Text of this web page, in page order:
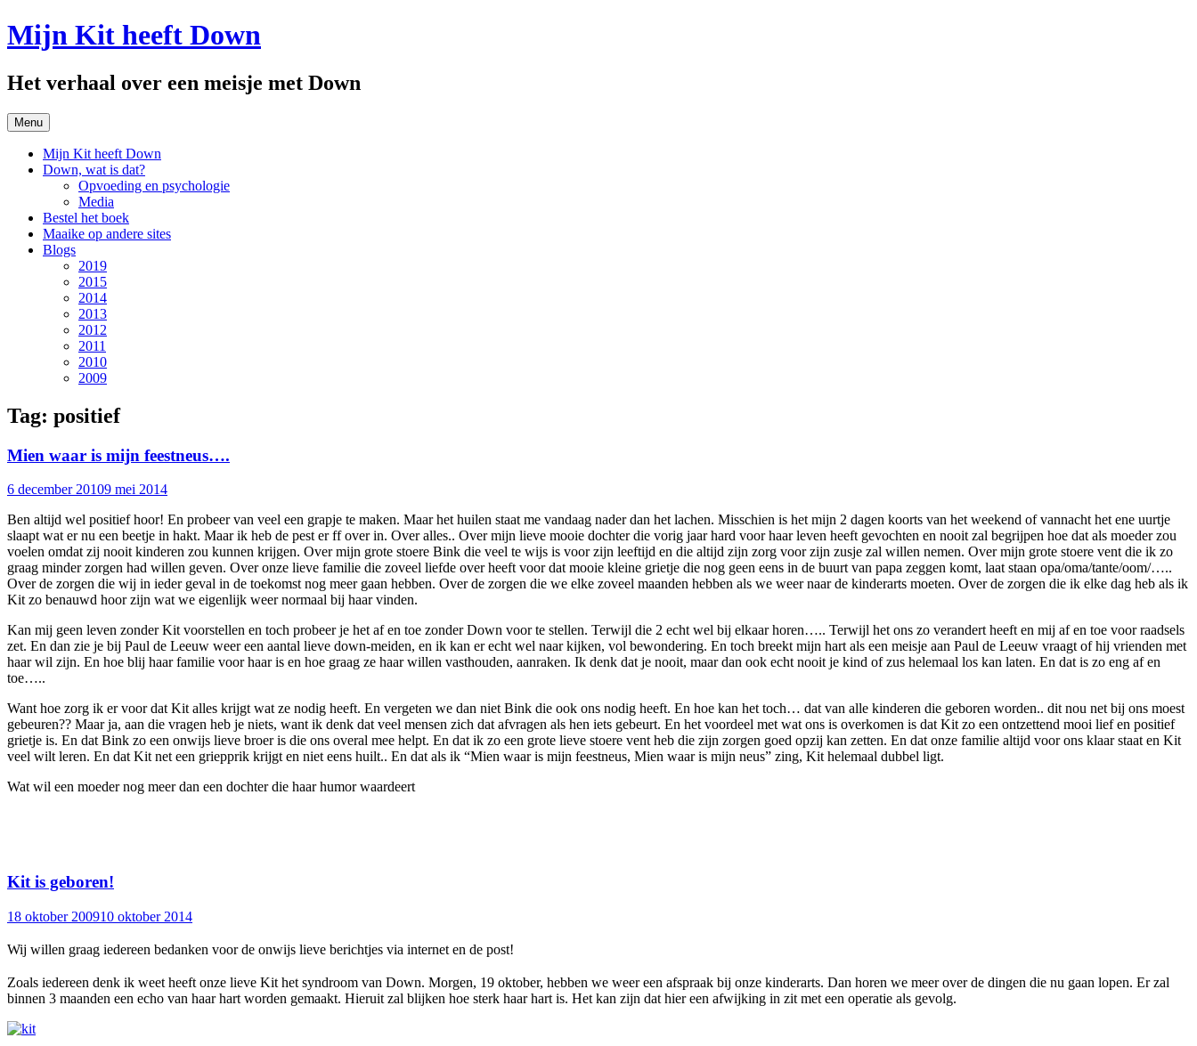
Spring
naar
Mijn Kit heeft Down
Het verhaal over een meisje met Down
Menu
Mijn Kit heeft Down
Down, wat is dat?
Opvoeding en psychologie
Media
Bestel het boek
Maaike op andere sites
Blogs
2019
2015
2014
2013
2012
2011
2010
2009
Tag: positief
Mien waar is mijn feestneus….
6 december 20109 mei 2014
Ben altijd wel positief hoor! En probeer van veel een grapje te maken. Maar het huilen staat me vandaag nader dan het lachen. Misschien is het mijn 2 dagen koorts van het weekend of vannacht het ene uurtje
slaapt wat er nu een beetje in hakt. Maar ik heb de pest er ff over in. Over alles.. Over mijn lieve mooie dochter die vorig jaar hard voor haar leven heeft gevochten en nooit zal begrijpen hoe dat als moeder zou
voelen omdat zij nooit kinderen zou kunnen krijgen. Over mijn grote stoere Bink die veel te wijs is voor zijn leeftijd en die altijd zijn zorg voor zijn zusje zal willen nemen. Over mijn grote stoere vent die ik zo
graag minder zorgen had willen geven. Over onze lieve familie die zoveel liefde over heeft voor dat mooie kleine grietje die nog geen eens in de buurt van papa zeggen komt, laat staan opa/oma/tante/oom/…..
Over de zorgen die wij in ieder geval in de toekomst nog meer gaan hebben. Over de zorgen die we elke zoveel maanden hebben als we weer naar de kinderarts moeten. Over de zorgen die ik elke dag heb als ik
Kit zo benauwd hoor zijn wat we eigenlijk weer normaal bij haar vinden.
Kan mij geen leven zonder Kit voorstellen en toch probeer je het af en toe zonder Down voor te stellen. Terwijl die 2 echt wel bij elkaar horen….. Terwijl het ons zo verandert heeft en mij af en toe voor raadsels
zet. En dan zie je bij Paul de Leeuw weer een aantal lieve down-meiden, en ik kan er echt wel naar kijken, vol bewondering. En toch breekt mijn hart als een meisje aan Paul de Leeuw vraagt of hij vrienden met
haar wil zijn. En hoe blij haar familie voor haar is en hoe graag ze haar willen vasthouden, aanraken. Ik denk dat je nooit, maar dan ook echt nooit je kind of zus helemaal los kan laten. En dat is zo eng af en
toe…..
Want hoe zorg ik er voor dat Kit alles krijgt wat ze nodig heeft. En vergeten we dan niet Bink die ook ons nodig heeft. En hoe kan het toch… dat van alle kinderen die geboren worden.. dit nou net bij ons moest
gebeuren?? Maar ja, aan die vragen heb je niets, want ik denk dat veel mensen zich dat afvragen als hen iets gebeurt. En het voordeel met wat ons is overkomen is dat Kit zo een ontzettend mooi lief en positief
grietje is. En dat Bink zo een onwijs lieve broer is die ons overal mee helpt. En dat ik zo een grote lieve stoere vent heb die zijn zorgen goed opzij kan zetten. En dat onze familie altijd voor ons klaar staat en Kit
veel wilt leren. En dat Kit net een griepprik krijgt en niet eens huilt.. En dat als ik “Mien waar is mijn feestneus, Mien waar is mijn neus” zing, Kit helemaal dubbel ligt.
Wat wil een moeder nog meer dan een dochter die haar humor waardeert
Kit is geboren!
18 oktober 200910 oktober 2014
Wij willen graag iedereen bedanken voor de onwijs lieve berichtjes via internet en de post!
Zoals iedereen denk ik weet heeft onze lieve Kit het syndroom van Down. Morgen, 19 oktober, hebben we weer een afspraak bij onze kinderarts. Dan horen we meer over de dingen die nu gaan lopen. Er zal
binnen 3 maanden een echo van haar hart worden gemaakt. Hieruit zal blijken hoe sterk haar hart is. Het kan zijn dat hier een afwijking in zit met een operatie als gevolg.